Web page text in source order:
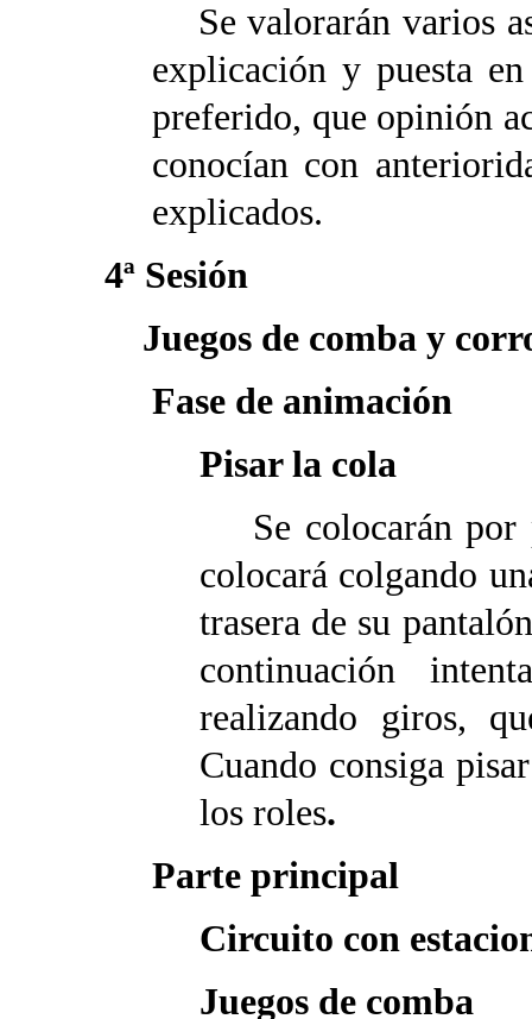
Se valorarán varios
explicación y puesta
preferido, que opinión
conocían con
explicados.
4ª Sesión
Juegos de comba y
Fase de animación
Pisar la cola
Se colocarán por
colocará colgando
trasera de su
continuación
realizando giros,
Cuando consiga
los roles.
Parte principal
Circuito con
Juegos de comba